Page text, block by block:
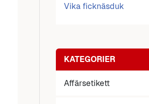
Vika ficknäsduk
KATEGORIER
Affärsetikett